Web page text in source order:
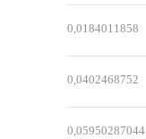
0,0184011858
0,0402468752
0,05950287044